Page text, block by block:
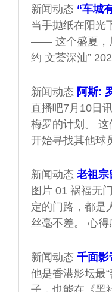
新闻动态 “车城
当手抛纸在阳光
—— 这个盛夏，
约 文荟深汕”
新闻动态 阿斯:
直播吧7月10日
梅罗的计划。
开始寻找其他球
新闻动态 老祖宗
图片 01 祸福无
定的门路，都是
丝毫不差。 心
新闻动态 千面影
他是香港影坛最
子，也能在《黑